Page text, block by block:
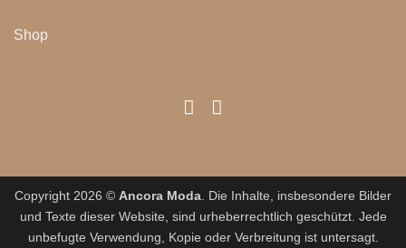
Shop
Copyright 2026 © Ancora Moda . Die Inhalte, insbesondere Bilder
und Texte dieser Website, sind urheberrechtlich geschützt. Jede
unbefugte Verwendung, Kopie oder Verbreitung ist untersagt.